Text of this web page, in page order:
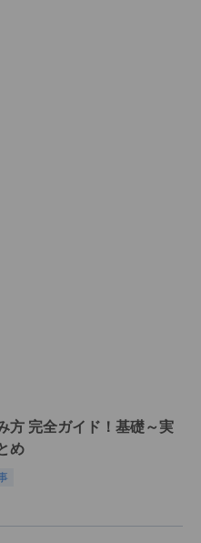
方 完全ガイド！基礎～実
め